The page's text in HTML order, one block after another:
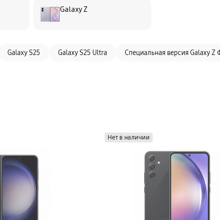
Galaxy Z
Galaxy S25 Galaxy S25 Ultra Специальная версия Galaxy Z
Нет в наличии